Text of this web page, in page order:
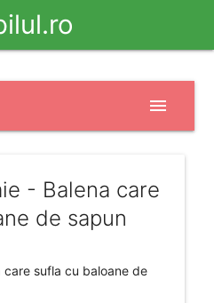
menu
- Balena care
de sapun